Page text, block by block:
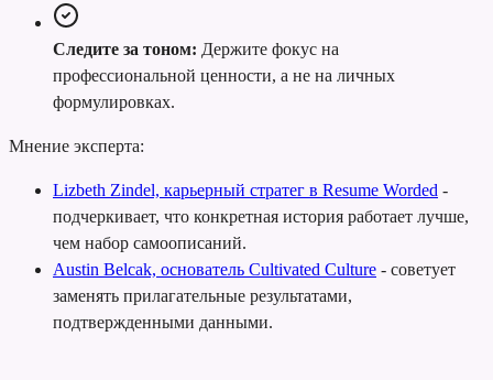
Следите за тоном: Держите фокус на
профессиональной ценности, а не на личных
формулировках.
Мнение эксперта:
Lizbeth Zindel, карьерный стратег в Resume Worded -
подчеркивает, что конкретная история работает лучше,
чем набор самоописаний.
Austin Belcak, основатель Cultivated Culture - советует
заменять прилагательные результатами,
подтвержденными данными.